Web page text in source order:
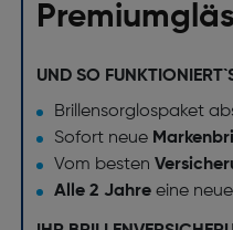
UND SO
Brillensorglospaket
Sofort neue
Vom besten
Alle 2 Jahreeine neue